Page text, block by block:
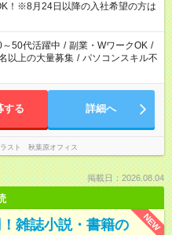
！※8月24日以降の入社希望の方は
～50代活躍中 / 副業・WワークOK /
以上の大量募集 / パソコンスキル不
する 詳細へ
スト 秋葉原オフィス
掲載日：2026.08.04
NEW
雑誌小説・書籍の